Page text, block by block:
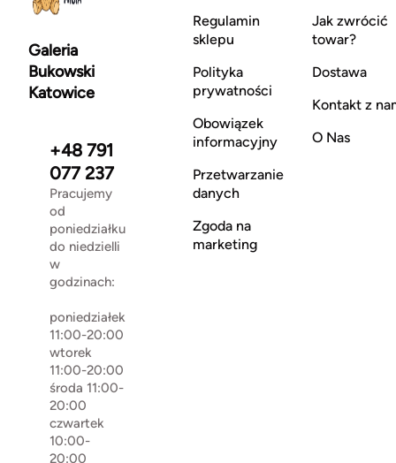
Galeria
Bukowski
Katowice
+48 791
077 237
Pracujemy
od
poniedziałku
do niedzielli
w
godzinach:
poniedziałek
11:00-20:00
wtorek
11:00-20:00
środa 11:00-
20:00
czwartek
10:00-
20:00
Regulamin
sklepu
Polityka
prywatności
Obowiązek
informacyjny
Przetwarzanie
danych
Zgoda na
marketing
Jak zwrócić
towar?
Dostawa
Kontakt z
O Nas